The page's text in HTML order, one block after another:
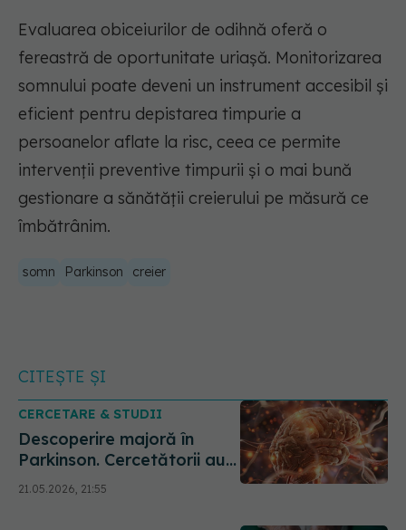
Evaluarea obiceiurilor de odihnă oferă o
fereastră de oportunitate uriașă. Monitorizarea
somnului poate deveni un instrument accesibil și
eficient pentru depistarea timpurie a
persoanelor aflate la risc, ceea ce permite
intervenții preventive timpurii și o mai bună
gestionare a sănătății creierului pe măsură ce
îmbătrânim.
somn Parkinson creier
CITEȘTE ȘI
CERCETARE & STUDII
Descoperire majoră în
Parkinson. Cercetătorii au
găsit "scutul" care
salvează neuronii, dar
21.05.2026, 21:55